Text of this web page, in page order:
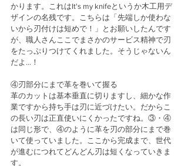
かります。これはIt's my knifeというか木工用デ
ザインの名残です。こちらは「先端しか使わな
いから刃付けは短めで！」とお願いしたんです
が、職人さんここでまさかのサービス精神で刃
をたっぷりつけてくれました。そうじゃないん
だよ…！
④刃部分にまで革を巻いて握る
革のカットは基本垂直に切りますし、細かな作
業ですから持ち手は刃に近づけたい。だからこ
の長い刃は正直使いにくかったですね。③・④
は同じ形で、④のように革を刃の部分にまで巻
いて使っていました。ここから完成まで、世代
が進むにつれてどんどん刃は短くなっていきま
す。